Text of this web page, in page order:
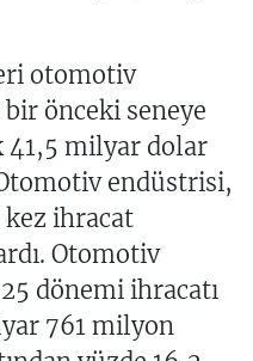
otomotiv
önceki seneye
41,5 milyar dolar
endüstrisi,
kez ihracat
Otomotiv
dönemi ihracatı
761 milyon